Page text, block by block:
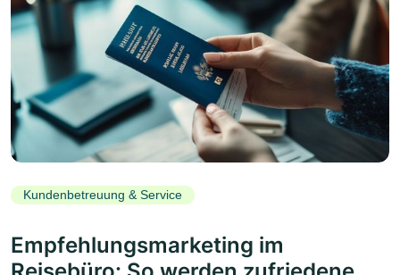
Kundenbetreuung & Service
Empfehlungsmarketing im